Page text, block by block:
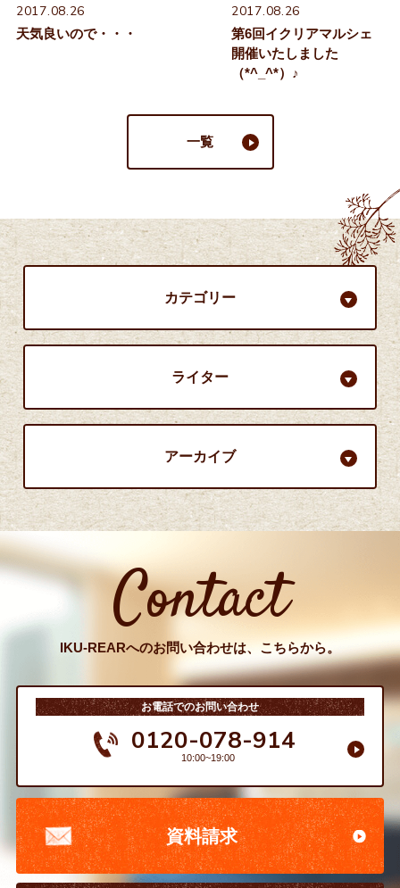
2017.08.26
天気良いので・・・
2017.08.26
第6回イクリアマルシェ
開催いたしました
（*^_^*）♪
一覧
カテゴリー
ライター
アーカイブ
Contact
IKU-REARへのお問い合わせは、こちらから。
お電話でのお問い合わせ
0120-078-914
10:00~19:00
資料請求